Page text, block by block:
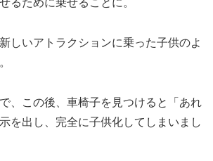
るために乗せることに。
しいアトラクションに乗った子供のよ
、この後、車椅子を見つけると「あれ
を出し、完全に子供化してしまいまし